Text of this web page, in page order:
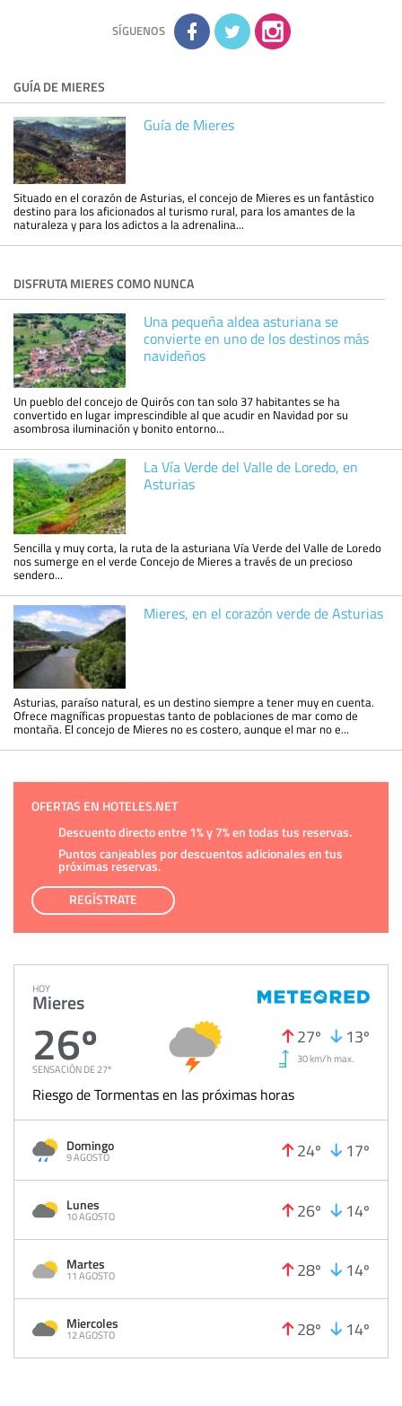
adicional y detallada sobre cómo tratamos sus datos en la
política de privacidad
SÍGUENOS
GUÍA DE MIERES
Guía de Mieres
Situado en el corazón de Asturias, el concejo de Mieres es un fantástico
destino para los aficionados al turismo rural, para los amantes de la
naturaleza y para los adictos a la adrenalina...
DISFRUTA MIERES COMO NUNCA
Una pequeña aldea asturiana se
convierte en uno de los destinos más
navideños
Un pueblo del concejo de Quirós con tan solo 37 habitantes se ha
convertido en lugar imprescindible al que acudir en Navidad por su
asombrosa iluminación y bonito entorno...
La Vía Verde del Valle de Loredo, en
Asturias
Sencilla y muy corta, la ruta de la asturiana Vía Verde del Valle de Loredo
nos sumerge en el verde Concejo de Mieres a través de un precioso
sendero...
Mieres, en el corazón verde de Asturias
Asturias, paraíso natural, es un destino siempre a tener muy en cuenta.
Ofrece magníficas propuestas tanto de poblaciones de mar como de
montaña. El concejo de Mieres no es costero, aunque el mar no e...
OFERTAS EN HOTELES.NET
Descuento directo entre 1% y 7% en todas tus reservas.
Puntos canjeables por descuentos adicionales en tus
próximas reservas.
REGÍSTRATE
HOY
Mieres
26º
SENSACIÓN DE 27º
27º 13º
30 km/h max.
Riesgo de Tormentas en las próximas horas
Domingo
9 AGOSTO 24º 17º
Lunes
10 AGOSTO 26º 14º
Martes
11 AGOSTO 28º 14º
Miercoles
12 AGOSTO 28º 14º